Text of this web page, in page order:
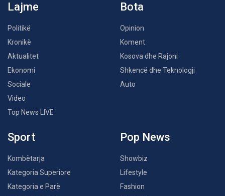
Lajme
Politikë
Kronikë
Aktualitet
Ekonomi
Sociale
Video
Top News LIVE
Bota
Opinion
Koment
Kosova dhe Rajoni
Shkencë dhe Teknologji
Auto
Sport
Kombëtarja
Kategoria Superiore
Kategoria e Parë
Pop News
Showbiz
Lifestyle
Fashion